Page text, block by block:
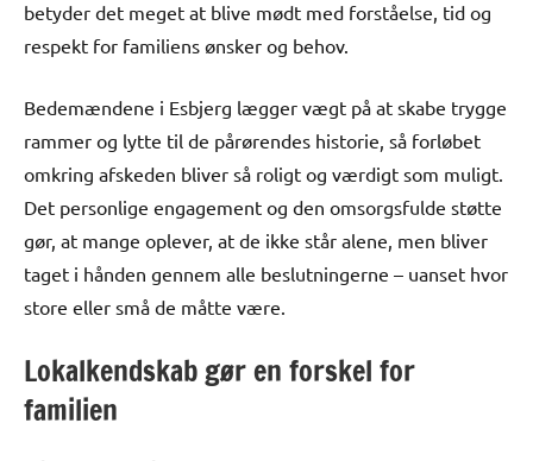
betyder det meget at blive mødt med forståelse, tid og
respekt for familiens ønsker og behov.
Bedemændene i Esbjerg lægger vægt på at skabe trygge
rammer og lytte til de pårørendes historie, så forløbet
omkring afskeden bliver så roligt og værdigt som muligt.
Det personlige engagement og den omsorgsfulde støtte
gør, at mange oplever, at de ikke står alene, men bliver
taget i hånden gennem alle beslutningerne – uanset hvor
store eller små de måtte være.
Lokalkendskab gør en forskel for
familien